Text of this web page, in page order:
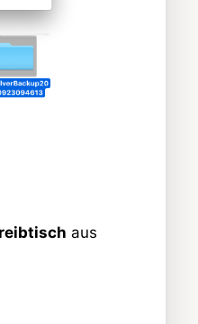
aus